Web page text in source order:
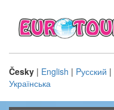
Česky | English | Pусский |
Українська